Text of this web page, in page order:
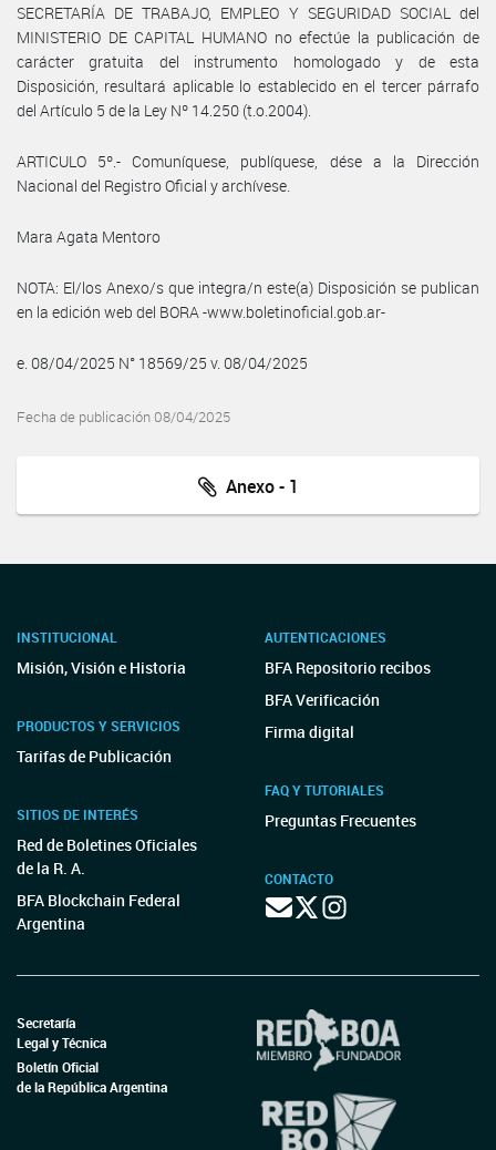
SECRETARÍA DE TRABAJO, EMPLEO Y SEGURIDAD SOCIAL del
MINISTERIO DE CAPITAL HUMANO no efectúe la publicación de
carácter gratuita del instrumento homologado y de esta
Disposición, resultará aplicable lo establecido en el tercer párrafo
del Artículo 5 de la Ley Nº 14.250 (t.o.2004).
ARTICULO 5º.- Comuníquese, publíquese, dése a la Dirección
Nacional del Registro Oficial y archívese.
Mara Agata Mentoro
NOTA: El/los Anexo/s que integra/n este(a) Disposición se publican
en la edición web del BORA -www.boletinoficial.gob.ar-
e. 08/04/2025 N° 18569/25 v. 08/04/2025
Fecha de publicación 08/04/2025
Anexo - 1
INSTITUCIONAL
Misión, Visión e Historia
PRODUCTOS Y SERVICIOS
Tarifas de Publicación
SITIOS DE INTERÉS
Red de Boletines Oficiales
de la R. A.
BFA Blockchain Federal
Argentina
AUTENTICACIONES
BFA Repositorio recibos
BFA Verificación
Firma digital
FAQ Y TUTORIALES
Preguntas Frecuentes
CONTACTO
Secretaría
Legal y Técnica
Boletín Oficial
de la República Argentina